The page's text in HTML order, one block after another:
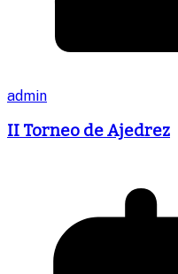
admin
II Torneo de Ajedrez